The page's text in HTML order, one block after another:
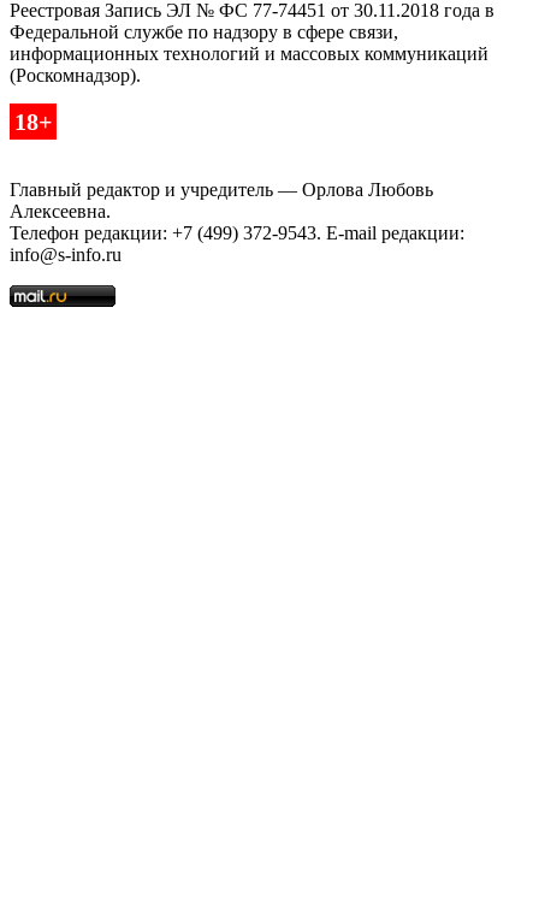
Реестровая Запись ЭЛ № ФС 77-74451 от 30.11.2018 года в
Федеральной службе по надзору в сфере связи,
информационных технологий и массовых коммуникаций
(Роскомнадзор).
18+
Главный редактор и учредитель — Орлова Любовь
Алексеевна.
Телефон редакции: +7 (499) 372-9543. E-mail редакции:
info@s-info.ru